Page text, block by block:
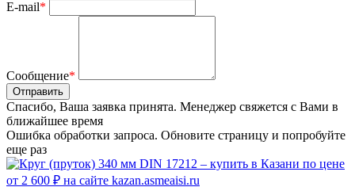
E-mail*
Сообщение*
Отправить
Спасибо, Ваша заявка принята. Менеджер свяжется с Вами в
ближайшее время
Ошибка обработки запроса. Обновите страницу и попробуйте
еще раз